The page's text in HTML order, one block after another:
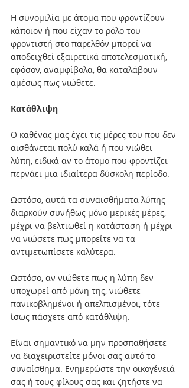
Η συνομιλία με άτομα που φροντίζουν
κάποιον ή που είχαν το ρόλο του
φροντιστή στο παρελθόν μπορεί να
αποδειχθεί εξαιρετικά αποτελεσματική,
εφόσον, αναμφίβολα, θα καταλάβουν
αμέσως πως νιώθετε.
Κατάθλιψη
Ο καθένας μας έχει τις μέρες του που δεν
αισθάνεται πολύ καλά ή που νιώθει
λύπη, ειδικά αν το άτομο που φροντίζει
περνάει μια ιδιαίτερα δύσκολη περίοδο.
Ωστόσο, αυτά τα συναισθήματα λύπης
διαρκούν συνήθως μόνο μερικές μέρες,
μέχρι να βελτιωθεί η κατάσταση ή μέχρι
να νιώσετε πως μπορείτε να τα
αντιμετωπίσετε καλύτερα.
Ωστόσο, αν νιώθετε πως η λύπη δεν
υποχωρεί από μόνη της, νιώθετε
πανικοβλημένοι ή απελπισμένοι, τότε
ίσως πάσχετε από κατάθλιψη.
Είναι σημαντικό να μην προσπαθήσετε
να διαχειριστείτε μόνοι σας αυτό το
συναίσθημα. Ενημερώστε την οικογένειά
σας ή τους φίλους σας και ζητήστε να